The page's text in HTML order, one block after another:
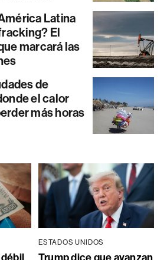
Latina
El
marcará las
de
el calor
más horas
ESTADOS UNIDOS